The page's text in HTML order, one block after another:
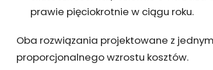
prawie pięciokrotnie w ciągu roku.
Oba rozwiązania projektowane z
proporcjonalnego wzrostu kosztów.